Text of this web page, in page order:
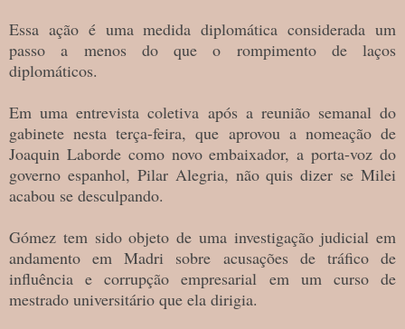
Essa ação é uma medida diplomática considerada um
passo a menos do que o rompimento de laços
diplomáticos.
Em uma entrevista coletiva após a reunião semanal do
gabinete nesta terça-feira, que aprovou a nomeação de
Joaquin Laborde como novo embaixador, a porta-voz do
governo espanhol, Pilar Alegria, não quis dizer se Milei
acabou se desculpando.
Gómez tem sido objeto de uma investigação judicial em
andamento em Madri sobre acusações de tráfico de
influência e corrupção empresarial em um curso de
mestrado universitário que ela dirigia.